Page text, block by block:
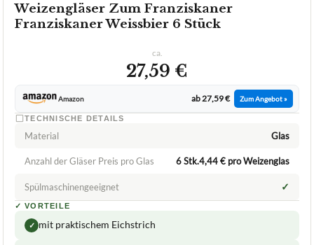
Weizengläser Zum Franziskaner
Franziskaner Weissbier 6 Stück
ca.
27,59 €
Amazon ab 27,59 € Zum Angebot »
TECHNISCHE DETAILS
Material Glas
Anzahl der Gläser Preis pro Glas 6 Stk.4,44 € pro Weizenglas
Spülmaschinengeeignet ✓
✓ VORTEILE
✓ mit praktischem Eichstrich